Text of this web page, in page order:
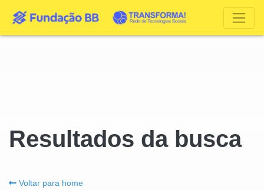
Resultados da busca
Voltar para home